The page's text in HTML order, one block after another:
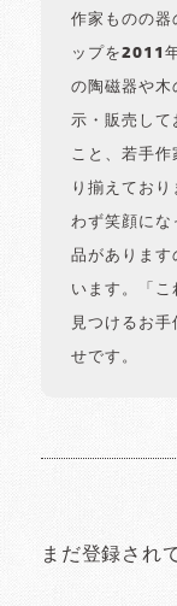
作家ものの器
ップを2011
の陶磁器や木
示・販売して
こと、若手作
り揃えてお
わず笑顔にな
品があります
います。「
見つけるお
せです。
まだ登録され